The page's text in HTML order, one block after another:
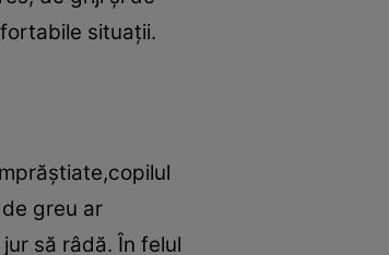
situaţii.
greu ar
să râdă. În felul